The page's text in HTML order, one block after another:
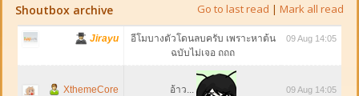
Shoutbox archive Go to last read | Mark all read
Jirayu
อีโมบางตัวโดนลบครับ เพราะหาต้น
ฉบับไม่เจอ ถถถ
09 Aug 14:05
XthemeCore อ้าว... 09 Aug 14:05